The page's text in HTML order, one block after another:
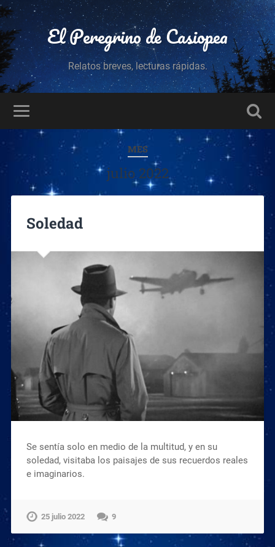
El Peregrino de Casiopea
Relatos breves, lecturas rápidas.
MES
julio 2022
Soledad
Se sentía solo en medio de la multitud, y en su
soledad, visitaba los paisajes de sus recuerdos reales
e imaginarios.
25 julio 2022 9